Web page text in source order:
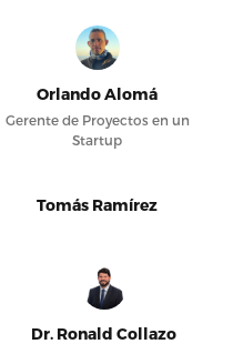
Orlando Alomá
Gerente de Proyectos en un
Startup
Tomás Ramírez
Dr. Ronald Collazo